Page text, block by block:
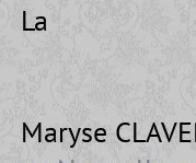
La
Maryse